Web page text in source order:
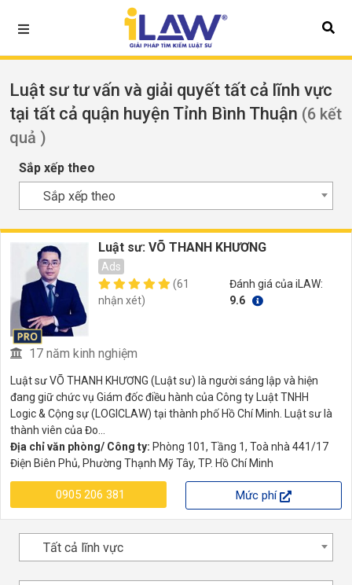
Luật sư tư vấn và giải quyết tất cả lĩnh vực
tại tất cả quận huyện Tỉnh Bình Thuận (6 kết
quả )
Sắp xếp theo
Sắp xếp theo
Luật sư: VÕ THANH KHƯƠNG
Ads
(61
nhận xét)
Đánh giá của iLAW:
9.6
17 năm kinh nghiệm
Luật sư VÕ THANH KHƯƠNG (Luật sư) là người sáng lập và hiện
đang giữ chức vụ Giám đốc điều hành của Công ty Luật TNHH
Logic & Cộng sự (LOGICLAW) tại thành phố Hồ Chí Minh. Luật sư là
thành viên của Đo...
Địa chỉ văn phòng/ Công ty: Phòng 101, Tầng 1, Toà nhà 441/17
Điện Biên Phủ, Phường Thạnh Mỹ Tây, TP. Hồ Chí Minh
0905 206 381 Mức phí
Tất cả lĩnh vực